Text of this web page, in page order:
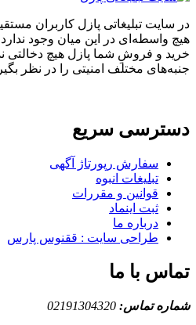
در سایت تبلیغاتی پازل کاربران
هیچ واسطه‌ای در این میان وجود
خرید و فروشِ شما پازل هیچ دخالتی
جنبه‌های مختلف امنیتی را در نظر
دسترسی سریع
سفارش رپورتاژ آگهی
تبلیغات انبوه
قوانین و مقررات
ثبت اینماد
درباره ما
طراحی سایت : ققنوس پارس
تماس با ما
شماره تماس: 02191304320